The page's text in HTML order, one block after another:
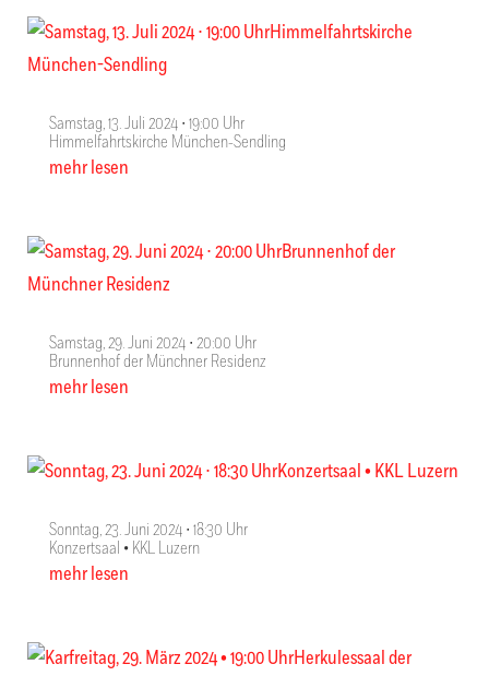
Samstag, 13. Juli 2024 ∙ 19:00 Uhr
Himmelfahrtskirche München-Sendling
mehr lesen
Samstag, 29. Juni 2024 ∙ 20:00 Uhr
Brunnenhof der Münchner Residenz
mehr lesen
Sonntag, 23. Juni 2024 ∙ 18:30 Uhr
Konzertsaal • KKL Luzern
mehr lesen